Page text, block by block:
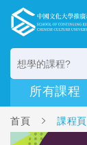
首頁 課程頁